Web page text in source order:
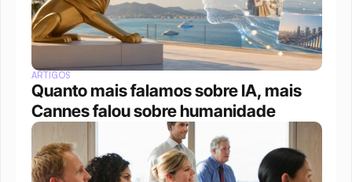
ARTIGOS
Quanto mais falamos sobre IA, mais
Cannes falou sobre humanidade